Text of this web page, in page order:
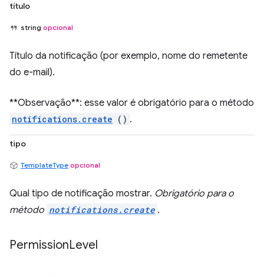
título
string opcional
Título da notificação (por exemplo, nome do remetente
do e-mail).
**Observação**: esse valor é obrigatório para o método
notifications.create () .
tipo
TemplateType opcional
Qual tipo de notificação mostrar. Obrigatório para o
método notifications.create .
PermissionLevel